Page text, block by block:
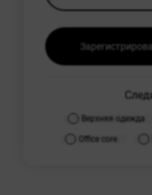
Верхняя одежда
Office core